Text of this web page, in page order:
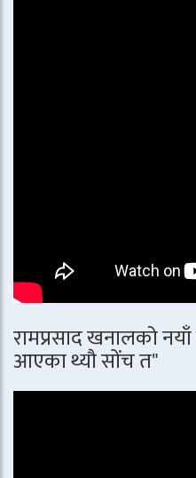
रामप्रसाद खनालको
आएका थ्यौ सोंच त"